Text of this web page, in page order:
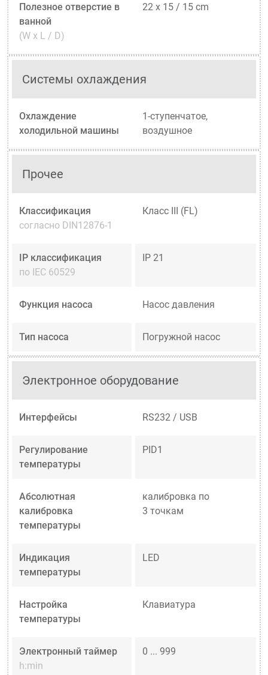
Полезное отверстие в
ванной
(W x L / D)
22 x 15 / 15 cm
Системы охлаждения
Охлаждение
холодильной машины
1-ступенчатое,
воздушное
Прочее
Классификация
согласно DIN12876-1
Класс III (FL)
IP классификация
по IEC 60529
IP 21
Функция насоса Насос давления
Тип насоса Погружной насос
Электронное оборудование
Интерфейсы RS232 / USB
Регулирование
температуры
PID1
Абсолютная
калибровка
температуры
калибровка по
3 точкам
Индикация
температуры
LED
Настройка
температуры
Клавиатура
Электронный таймер
h:min
0 ... 999